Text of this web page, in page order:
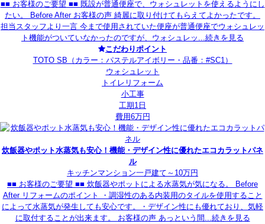
■■ お客様のご要望 ■■ 既設が普通便座で、ウォシュレットを使えるようにし
たい。 Before After お客様の声 綺麗に取り付けてもらえてよかったです。
担当スタッフより一言 今まで使用されていた便座が普通便座でウォシュレッ
ト機能がついていなかったのですが、ウォシュレッ...続きを見る
こだわりポイント
TOTO SB（カラー：パステルアイボリー・品番：#SC1）
ウォシュレット
トイレリフォーム
小工事
工期1日
費用6万円
炊飯器やポット水蒸気も安心！機能・デザイン性に優れたエコカラットパネ
ル
キッチンマンション一戸建て ～10万円
■■ お客様のご要望 ■■ 炊飯器やポットによる水蒸気が気になる。 Before
After リフォームのポイント ・調湿性のある内装用のタイルを使用すること
によって水蒸気が発生しても安心です。・デザイン性にも優れており、気軽
に取付することが出来ます。 お客様の声 あっという間...続きを見る